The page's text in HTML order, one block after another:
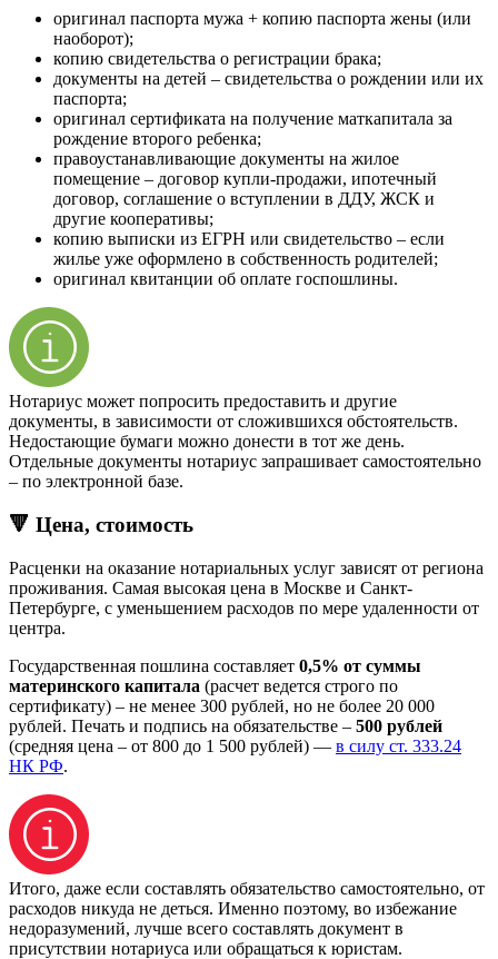
оригинал паспорта мужа + копию паспорта жены (или
наоборот);
копию свидетельства о регистрации брака;
документы на детей – свидетельства о рождении или их
паспорта;
оригинал сертификата на получение маткапитала за
рождение второго ребенка;
правоустанавливающие документы на жилое
помещение – договор купли-продажи, ипотечный
договор, соглашение о вступлении в ДДУ, ЖСК и
другие кооперативы;
копию выписки из ЕГРН или свидетельство – если
жилье уже оформлено в собственность родителей;
оригинал квитанции об оплате госпошлины.
Нотариус может попросить предоставить и другие
документы, в зависимости от сложившихся обстоятельств.
Недостающие бумаги можно донести в тот же день.
Отдельные документы нотариус запрашивает самостоятельно
– по электронной базе.
🔻 Цена, стоимость
Расценки на оказание нотариальных услуг зависят от региона
проживания. Самая высокая цена в Москве и Санкт-
Петербурге, с уменьшением расходов по мере удаленности от
центра.
Государственная пошлина составляет 0,5% от суммы
материнского капитала (расчет ведется строго по
сертификату) – не менее 300 рублей, но не более 20 000
рублей. Печать и подпись на обязательстве – 500 рублей
(средняя цена – от 800 до 1 500 рублей) — в силу ст. 333.24
НК РФ.
Итого, даже если составлять обязательство самостоятельно, от
расходов никуда не деться. Именно поэтому, во избежание
недоразумений, лучше всего составлять документ в
присутствии нотариуса или обращаться к юристам.